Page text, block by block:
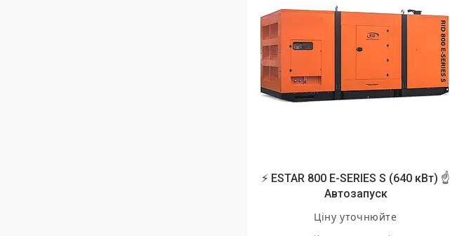
⚡ ESTAR 800 E-SERIES S (640 кВт) ☝
Автозапуск
Ціну уточнюйте